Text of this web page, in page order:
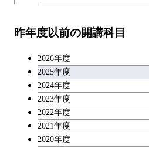
アントレプレナ
昨年度以前の開講科目
2026年度
2025年度
2024年度
2023年度
2022年度
2021年度
2020年度